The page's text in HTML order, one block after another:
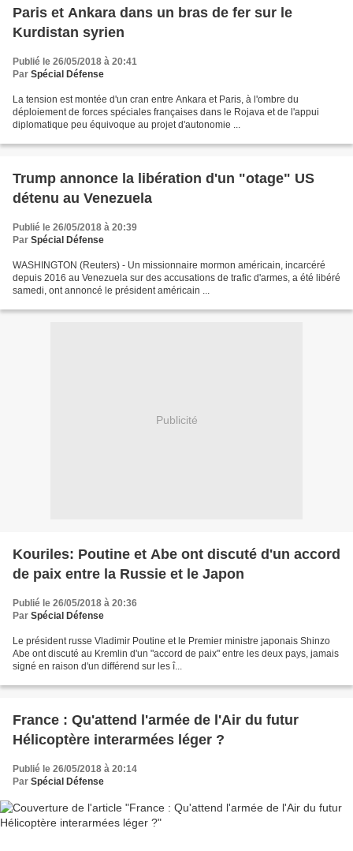
Paris et Ankara dans un bras de fer sur le
Kurdistan syrien
Publié le 26/05/2018 à 20:41
Par Spécial Défense
La tension est montée d'un cran entre Ankara et Paris, à l'ombre du
déploiement de forces spéciales françaises dans le Rojava et de l'appui
diplomatique peu équivoque au projet d'autonomie ...
Trump annonce la libération d'un "otage" US
détenu au Venezuela
Publié le 26/05/2018 à 20:39
Par Spécial Défense
WASHINGTON (Reuters) - Un missionnaire mormon américain, incarcéré
depuis 2016 au Venezuela sur des accusations de trafic d'armes, a été libéré
samedi, ont annoncé le président américain ...
Publicité
Kouriles: Poutine et Abe ont discuté d'un accord
de paix entre la Russie et le Japon
Publié le 26/05/2018 à 20:36
Par Spécial Défense
Le président russe Vladimir Poutine et le Premier ministre japonais Shinzo
Abe ont discuté au Kremlin d'un "accord de paix" entre les deux pays, jamais
signé en raison d'un différend sur les î...
France : Qu'attend l'armée de l'Air du futur
Hélicoptère interarmées léger ?
Publié le 26/05/2018 à 20:14
Par Spécial Défense